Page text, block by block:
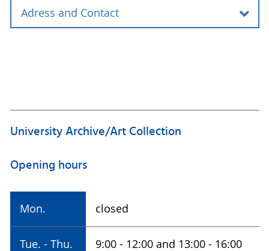
Adress and Contact
18059 Rostock
patente@uni-rostock
University Archive/Art Collection
Opening hours
Mon. closed
Tue. - Thu. 9:00 - 12:00 and 13:00 - 16:00